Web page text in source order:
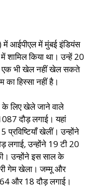
में आईपीएल में मुंबई इंडियंस
शामिल किया था। उन्हें 20
एक भी खेल नहीं खेल सकते
हिस्सा नहीं है।
के लिए खेले जाने वाले
दौड़ लगाई। यहां
प्रविष्टियाँ खेलीं। उन्होंने
लगाई, उन्होंने 19 टी 20
उन्होंने इस साल के
गेम खेला। जम्मू और
और 18 दौड़ लगाई।